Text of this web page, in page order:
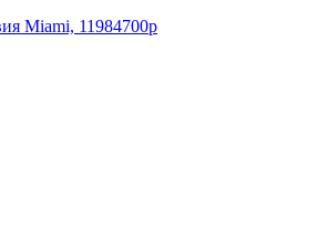
Miami, 11984700p